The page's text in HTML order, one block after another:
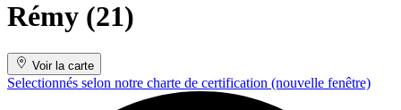
Rémy (21)
Voir la carte
Selectionnés selon notre charte de certification (nouvelle fenêtre)